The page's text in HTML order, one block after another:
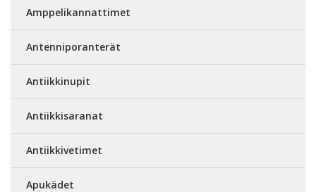
Amppelikannattimet
Antenniporanterät
Antiikkinupit
Antiikkisaranat
Antiikkivetimet
Apukädet